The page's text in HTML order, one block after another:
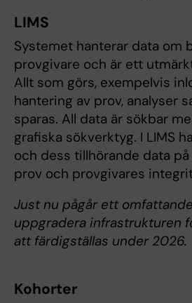
LIMS
Systemet hanterar data om
provgivare och är ett
Allt som görs, exempelvis
hantering av prov, analyser
sparas. All data är sökbar
grafiska sökverktyg. I LIMS
och dess tillhörande data
prov och provgivares
Just nu pågår ett
uppgradera infrastrukturen
att färdigställas under 2026.
Kohorter